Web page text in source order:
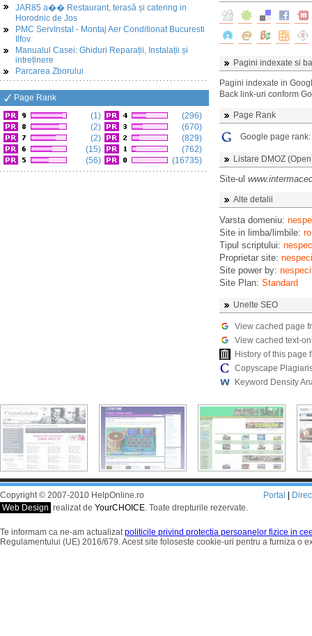
JAR85 a�� Restaurant, terasă și catering in
Horodnic de Jos
PMC ServInstal - Montaj Aer Conditionat Bucuresti
Ilfov
Manualul Casei: Ghiduri Reparații, Instalații și
intreținere
Parcarea Zborului
Page Rank
(1)
(2)
(2)
(15)
(56)
(296)
(670)
(829)
(762)
(16735)
Pagini indexate si
Pagini indexate in
Back link-uri conform
Page Rank
Google page rank:
Listare DMOZ
Site-ul
Alte detalii
Varsta domeniu:
Site in limba/limbile: ro
Tipul scriptului:
Proprietar site:
Site power by:
Site Plan: Standard
Unelte SEO
View cached page
View cached text-
History of this page
Copyscape
Keyword Density
Copyright © 2007-2010 HelpOnline.ro
Web Design realizat de YourCHOICE. Toate drepturile rezervate.
Portal
Te informam ca ne-am actualizatpoliticile privind protectia persoanelor fizice in
Regulamentului (UE) 2016/679. Acest site foloseste cookie-uri pentru a furniza o